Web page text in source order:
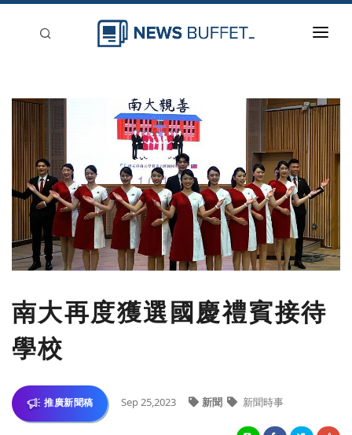
新聞稿分類
刊登
南大再度獲選國慶禮賓接待
學校
推廣新聞稿 Sep 25,2023 新聞 新聞時事